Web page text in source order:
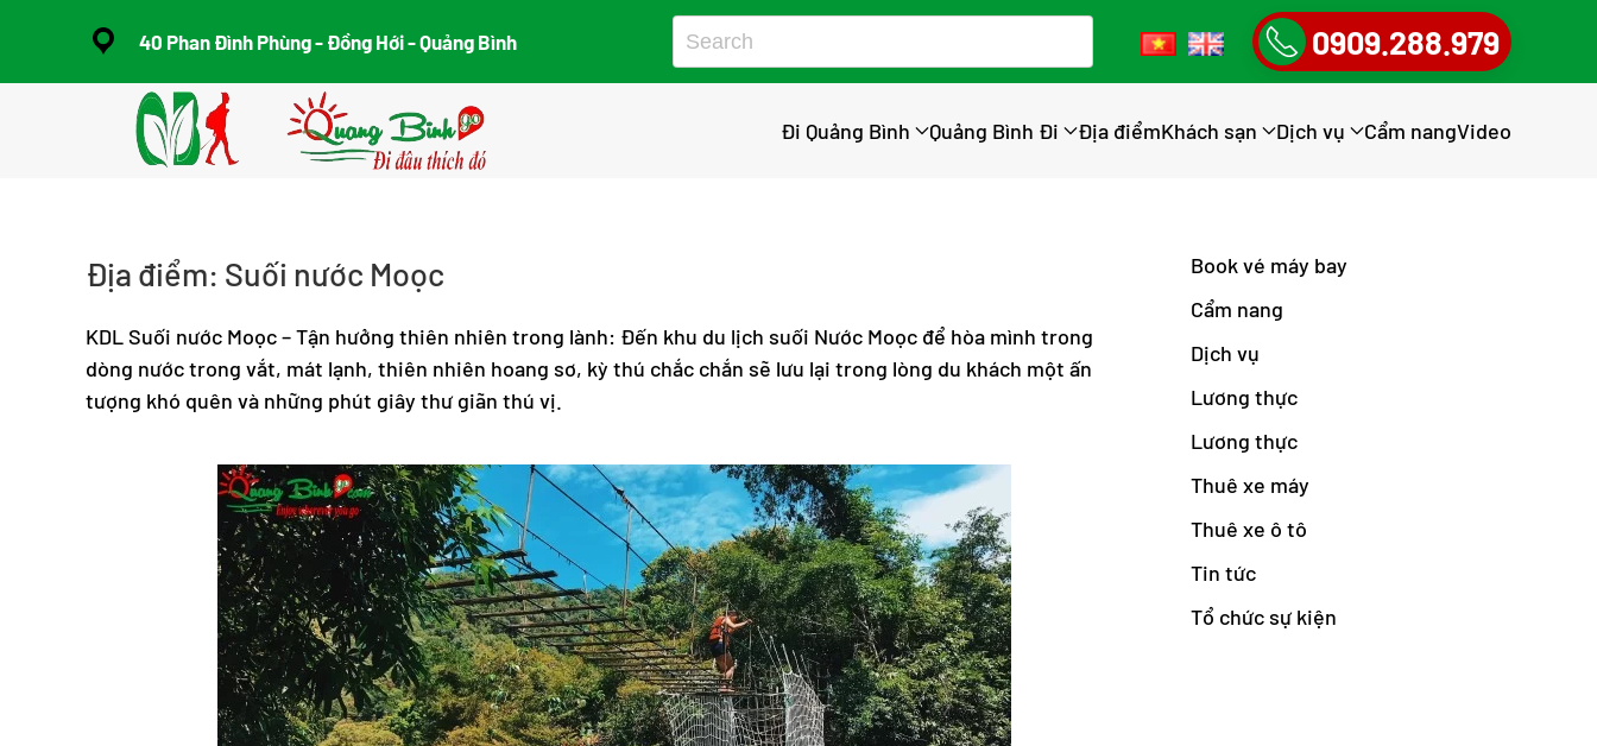
40 Phan Đình Phùng - Đồng Hới - Quảng Bình 0909.288.979
Đi Quảng Bình Quảng Bình Đi Địa điểmKhách sạn Dịch vụ Cẩm nangVideo
Địa điểm: Suối nước Moọc
KDL Suối nước Moọc – Tận hưởng thiên nhiên trong lành: Đến khu du lịch suối Nước Moọc để hòa mình trong
dòng nước trong vắt, mát lạnh, thiên nhiên hoang sơ, kỳ thú chắc chắn sẽ lưu lại trong lòng du khách một ấn
tượng khó quên và những phút giây thư giãn thú vị.
Book vé máy bay
Cẩm nang
Dịch vụ
Lương thực
Lương thực
Thuê xe máy
Thuê xe ô tô
Tin tức
Tổ chức sự kiện